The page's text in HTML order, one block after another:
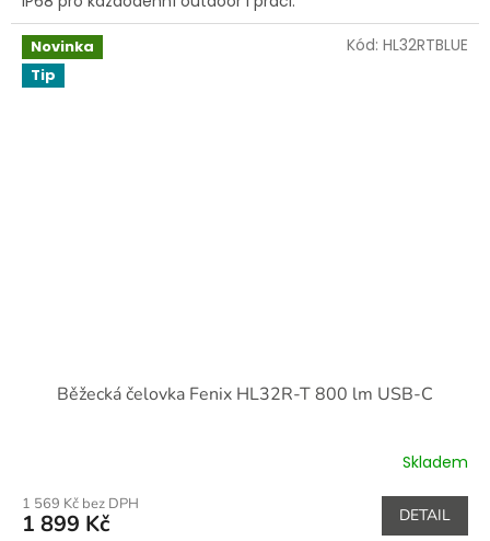
Novinka
Tip
Běžecká čelovka Fenix HL32R-T 800 lm USB-C
Skladem
1 569 Kč bez DPH
1 899 Kč DETAIL
Kód: HL32RTBLUE